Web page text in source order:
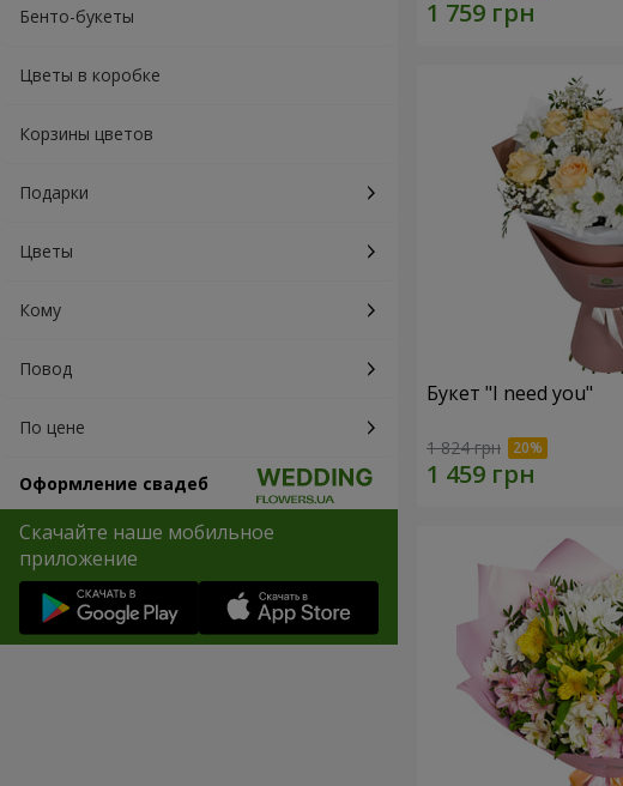
Бенто-букеты
Цветы в коробке
Корзины цветов
Подарки
Цветы
Кому
Повод
По цене
Оформление свадеб
Скачайте наше мобильное
приложение
Букет "I need you"
1 824 грн